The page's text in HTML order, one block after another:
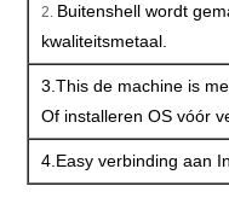
2. Buitenshell wordt
kwaliteitsmetaal.
3.This de machine is
Of installeren OS vóór
4.Easy verbinding aan